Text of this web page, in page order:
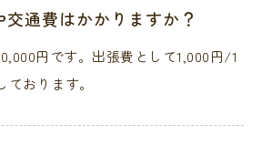
交通費はかかりますか？
円です。出張費として1,000円/1
ております。